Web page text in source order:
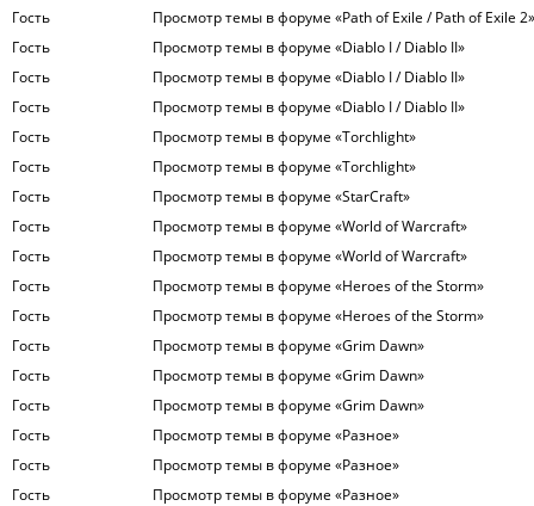
Гость
Просмотр темы в форуме «Path of Exile / Path of Exile 2»
Гость
Просмотр темы в форуме «Diablo I / Diablo II»
Гость
Просмотр темы в форуме «Diablo I / Diablo II»
Гость
Просмотр темы в форуме «Diablo I / Diablo II»
Гость
Просмотр темы в форуме «Torchlight»
Гость
Просмотр темы в форуме «Torchlight»
Гость
Просмотр темы в форуме «StarCraft»
Гость
Просмотр темы в форуме «World of Warcraft»
Гость
Просмотр темы в форуме «World of Warcraft»
Гость
Просмотр темы в форуме «Heroes of the Storm»
Гость
Просмотр темы в форуме «Heroes of the Storm»
Гость
Просмотр темы в форуме «Grim Dawn»
Гость
Просмотр темы в форуме «Grim Dawn»
Гость
Просмотр темы в форуме «Grim Dawn»
Гость
Просмотр темы в форуме «Разное»
Гость
Просмотр темы в форуме «Разное»
Гость
Просмотр темы в форуме «Разное»